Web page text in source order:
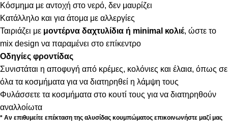
Κόσμημα με αντοχή στο νερό, δεν μαυρίζει
Κατάλληλο και για άτομα με αλλεργίες
Ταιριάζει με μοντέρνα δαχτυλίδια ή minimal κολιέ, ώστε το
mix design να παραμένει στο επίκεντρο
Οδηγίες φροντίδας
Συνιστάται η αποφυγή από κρέμες, κολόνιες και έλαια, όπως σε
όλα τα κοσμήματα για να διατηρηθεί η λάμψη τους
Φυλάσσετε τα κοσμήματα στο κουτί τους για να διατηρηθούν
αναλλοίωτα
* Αν επιθυμείτε επέκταση της αλυσίδας κουμπώματος επικοινωνήστε μαζί μας